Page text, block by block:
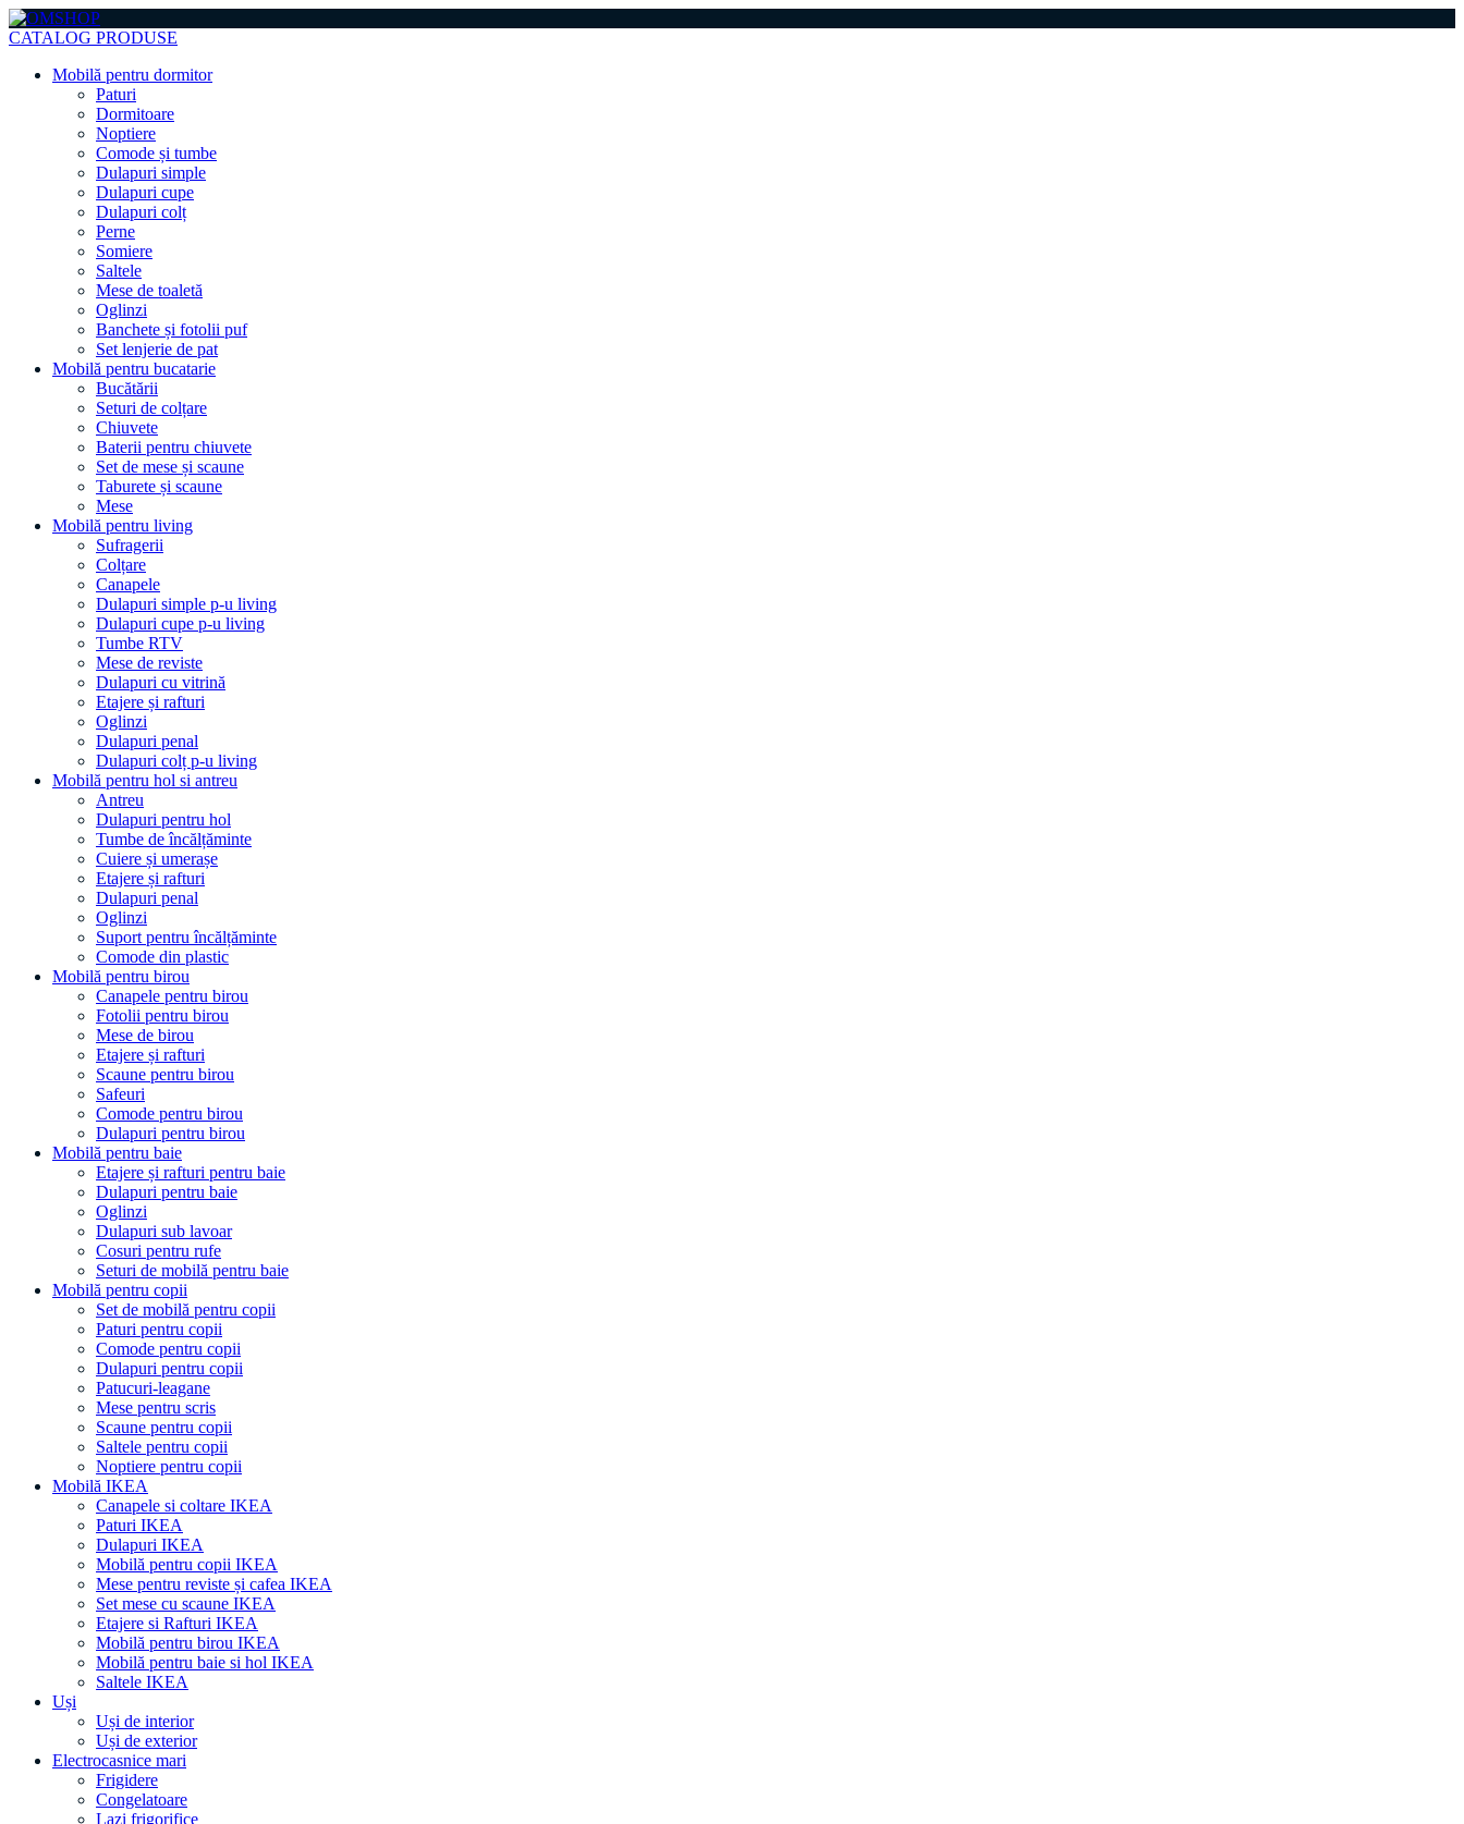
CATALOG PRODUSE
Mobilă pentru dormitor
Paturi
Dormitoare
Noptiere
Comode și tumbe
Dulapuri simple
Dulapuri cupe
Dulapuri colț
Perne
Somiere
Saltele
Mese de toaletă
Oglinzi
Banchete și fotolii puf
Set lenjerie de pat
Mobilă pentru bucatarie
Bucătării
Seturi de colțare
Chiuvete
Baterii pentru chiuvete
Set de mese și scaune
Taburete și scaune
Mese
Mobilă pentru living
Sufragerii
Colțare
Canapele
Dulapuri simple p-u living
Dulapuri cupe p-u living
Tumbe RTV
Mese de reviste
Dulapuri cu vitrină
Etajere și rafturi
Oglinzi
Dulapuri penal
Dulapuri colț p-u living
Mobilă pentru hol si antreu
Antreu
Dulapuri pentru hol
Tumbe de încălțăminte
Cuiere și umerașe
Etajere și rafturi
Dulapuri penal
Oglinzi
Suport pentru încălțăminte
Comode din plastic
Mobilă pentru birou
Canapele pentru birou
Fotolii pentru birou
Mese de birou
Etajere și rafturi
Scaune pentru birou
Safeuri
Comode pentru birou
Dulapuri pentru birou
Mobilă pentru baie
Etajere și rafturi pentru baie
Dulapuri pentru baie
Oglinzi
Dulapuri sub lavoar
Cosuri pentru rufe
Seturi de mobilă pentru baie
Mobilă pentru copii
Set de mobilă pentru copii
Paturi pentru copii
Comode pentru copii
Dulapuri pentru copii
Patucuri-leagane
Mese pentru scris
Scaune pentru copii
Saltele pentru copii
Noptiere pentru copii
Mobilă IKEA
Canapele si coltare IKEA
Paturi IKEA
Dulapuri IKEA
Mobilă pentru copii IKEA
Mese pentru reviste și cafea IKEA
Set mese cu scaune IKEA
Etajere si Rafturi IKEA
Mobilă pentru birou IKEA
Mobilă pentru baie si hol IKEA
Saltele IKEA
Uși
Uși de interior
Uși de exterior
Electrocasnice mari
Frigidere
Congelatoare
Lazi frigorifice